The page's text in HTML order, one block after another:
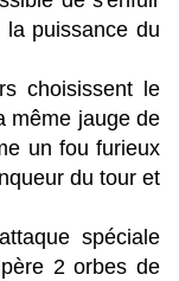
la puissance du
choisissent le
même jauge de
un fou furieux
du tour et
spéciale
2 orbes de